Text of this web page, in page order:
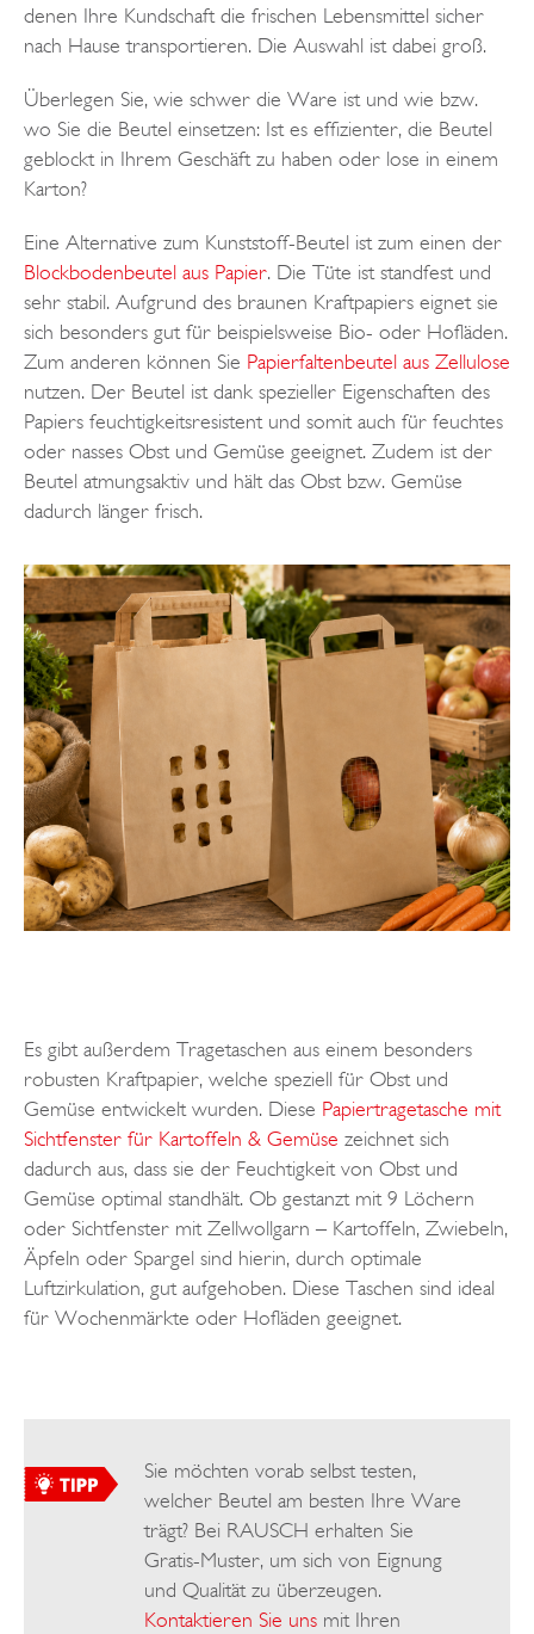
denen Ihre Kundschaft die frischen Lebensmittel sicher
nach Hause transportieren. Die Auswahl ist dabei groß.
Überlegen Sie, wie schwer die Ware ist und wie bzw.
wo Sie die Beutel einsetzen: Ist es effizienter, die Beutel
geblockt in Ihrem Geschäft zu haben oder lose in einem
Karton?
Eine Alternative zum Kunststoff-Beutel ist zum einen der
Blockbodenbeutel aus Papier. Die Tüte ist standfest und
sehr stabil. Aufgrund des braunen Kraftpapiers eignet sie
sich besonders gut für beispielsweise Bio- oder Hofläden.
Zum anderen können Sie Papierfaltenbeutel aus Zellulose
nutzen. Der Beutel ist dank spezieller Eigenschaften des
Papiers feuchtigkeitsresistent und somit auch für feuchtes
oder nasses Obst und Gemüse geeignet. Zudem ist der
Beutel atmungsaktiv und hält das Obst bzw. Gemüse
dadurch länger frisch.
Es gibt außerdem Tragetaschen aus einem besonders
robusten Kraftpapier, welche speziell für Obst und
Gemüse entwickelt wurden. Diese Papiertragetasche mit
Sichtfenster für Kartoffeln & Gemüse zeichnet sich
dadurch aus, dass sie der Feuchtigkeit von Obst und
Gemüse optimal standhält. Ob gestanzt mit 9 Löchern
oder Sichtfenster mit Zellwollgarn – Kartoffeln, Zwiebeln,
Äpfeln oder Spargel sind hierin, durch optimale
Luftzirkulation, gut aufgehoben. Diese Taschen sind ideal
für Wochenmärkte oder Hofläden geeignet.
Sie möchten vorab selbst testen,
welcher Beutel am besten Ihre Ware
trägt? Bei RAUSCH erhalten Sie
Gratis-Muster, um sich von Eignung
und Qualität zu überzeugen.
Kontaktieren Sie uns mit Ihren